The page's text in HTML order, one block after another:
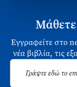
Μάθετε
Εγγραφείτε στο
νέα βιβλία, τις